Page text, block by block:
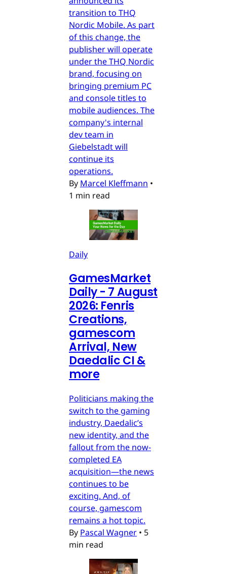
transition to THQ
Nordic Mobile. As part
of this change, the
publisher will operate
under the THQ Nordic
brand, focusing on
bringing premium PC
and console titles to
mobile audiences. The
company's internal
dev team in
Giebelstadt will
continue its
operations.
By Marcel Kleffmann •
1 min read
Daily
GamesMarket
Daily - 7 August
2026: Fenris
Creations,
gamescom
Arrival, New
Daedalic CI &
more
Politicians making the
switch to the gaming
industry, Daedalic’s
new identity, and the
fallout from the now-
completed EA
acquisition—the news
continues to be
exciting. And, of
course, gamescom
remains a hot topic.
By Pascal Wagner • 5
min read